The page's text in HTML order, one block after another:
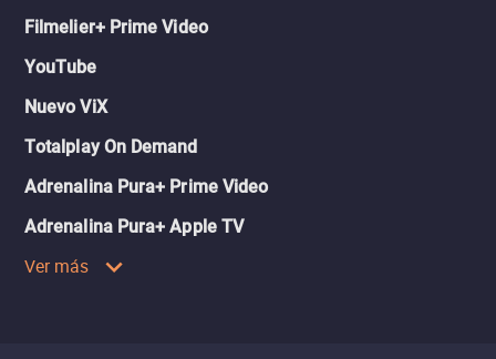
Filmelier+ Prime Video
YouTube
Nuevo ViX
Totalplay On Demand
Adrenalina Pura+ Prime Video
Adrenalina Pura+ Apple TV
Ver más